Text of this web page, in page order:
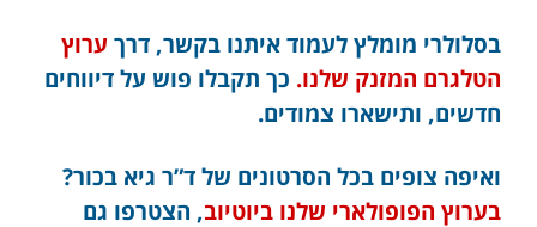
בסלולרי מומלץ לעמוד איתנו בקשר, דרך ערוץ
הטלגרם המזנק שלנו. כך תקבלו פוש על דיווחים
חדשים, ותישארו צמודים.
ואיפה צופים בכל הסרטונים של ד”ר גיא בכור?
בערוץ הפופולארי שלנו ביוטיוב, הצטרפו גם